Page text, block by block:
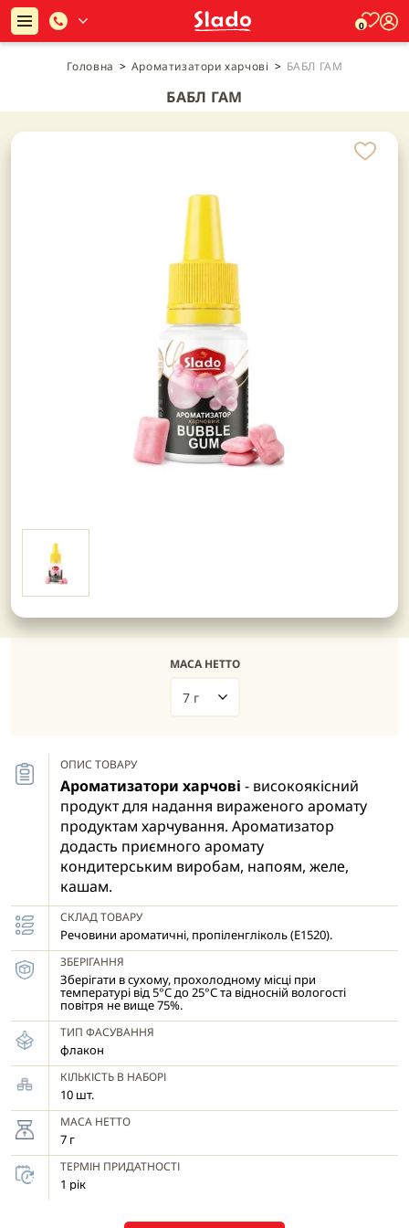
0
Головна > Ароматизатори харчові > БАБЛ ГАМ
БАБЛ ГАМ
МАСА НЕТТО
7 г
ОПИС ТОВАРУ
Ароматизатори харчові - високоякісний
продукт для надання вираженого аромату
продуктам харчування. Ароматизатор
додасть приємного аромату
кондитерським виробам, напоям, желе,
кашам.
СКЛАД ТОВАРУ
Речовини ароматичні, пропіленгліколь (E1520).
ЗБЕРІГАННЯ
Зберігати в сухому, прохолодному місці при
температурі від 5°С до 25°С та відносній вологості
повітря не вище 75%.
ТИП ФАСУВАННЯ
флакон
КІЛЬКІСТЬ В НАБОРІ
10 шт.
МАСА НЕТТО
7 г
ТЕРМІН ПРИДАТНОСТІ
1 рік